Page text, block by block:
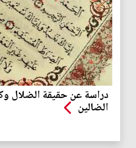
دراسة عن حقيقة الضلال
الضالين